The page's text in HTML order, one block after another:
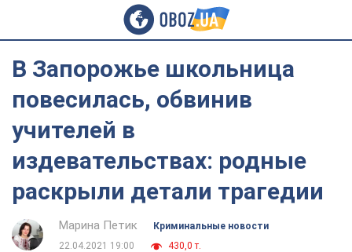
В Запорожье школьница
повесилась, обвинив
учителей в
издевательствах: родные
раскрыли детали трагедии
Марина Петик
Криминальные новости
22.04.2021 19:00
430,0 т.